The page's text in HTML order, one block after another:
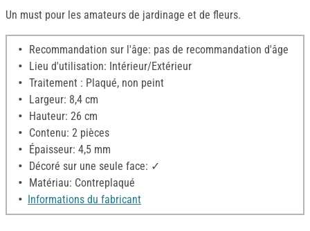
Un must pour les amateurs de jardinage et de fleurs.
Recommandation sur l'âge: pas de recommandation d'âge
Lieu d'utilisation: Intérieur/Extérieur
Traitement : Plaqué, non peint
Largeur: 8,4 cm
Hauteur: 26 cm
Contenu: 2 pièces
Épaisseur: 4,5 mm
Décoré sur une seule face: ✓
Matériau: Contreplaqué
Informations du fabricant